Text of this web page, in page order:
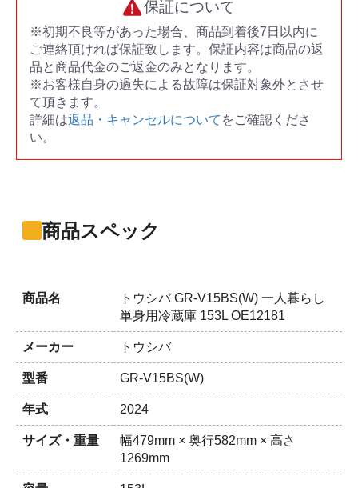
保証について
※初期不良等があった場合、商品到着後7日以内に
ご連絡頂ければ保証致します。保証内容は商品の返
品と商品代金のご返金のみとなります。
※お客様自身の過失による故障は保証対象外とさせ
て頂きます。
詳細は返品・キャンセルについて をご確認くださ
い。
商品スペック
商品名
トウシバ GR-V15BS(W) 一人暮らし
単身用冷蔵庫 153L OE12181
メーカー トウシバ
型番 GR-V15BS(W)
年式 2024
サイズ・重量
幅479mm × 奥行582mm × 高さ
1269mm